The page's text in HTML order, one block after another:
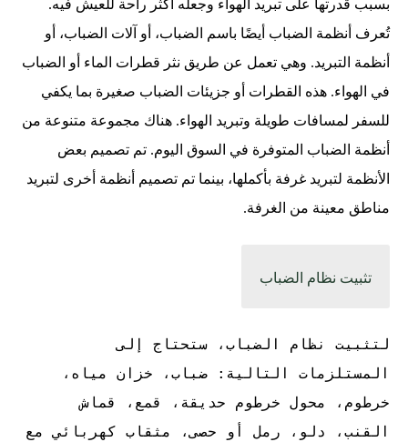
بسبب قدرتها على تبريد الهواء وجعله أكثر راحة للعيش فيه.
تُعرف أنظمة الضباب أيضًا باسم الضباب، أو آلات الضباب، أو
أنظمة التبريد. وهي تعمل عن طريق نثر قطرات الماء أو الضباب
في الهواء. هذه القطرات أو جزيئات الضباب صغيرة بما يكفي
للسفر لمسافات طويلة وتبريد الهواء. هناك مجموعة متنوعة من
أنظمة الضباب المتوفرة في السوق اليوم. تم تصميم بعض
الأنظمة لتبريد غرفة بأكملها، بينما تم تصميم أنظمة أخرى لتبريد
مناطق معينة من الغرفة.
تثبيت نظام الضباب
لتثبيت نظام الضباب، ستحتاج إلى
المستلزمات التالية: ضباب، خزان مياه،
خرطوم، محول خرطوم حديقة، قمع، قماش
القنب، دلو، رمل أو حصى، مثقاب كهربائي مع